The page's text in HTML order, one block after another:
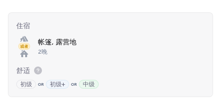
住宿
或者
帐篷, 露营地
2晚
舒适
初级 初级+ 中级